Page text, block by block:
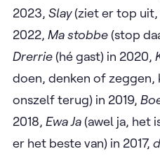
2023, Slay(ziet er top uit,
2022, Ma stobbe(stop
Drerrie(hé gast) in 2020,
doen, denken of
onszelf terug) in 2019,
2018, Ewa Ja(awel ja, het
er het beste van) in 2017,